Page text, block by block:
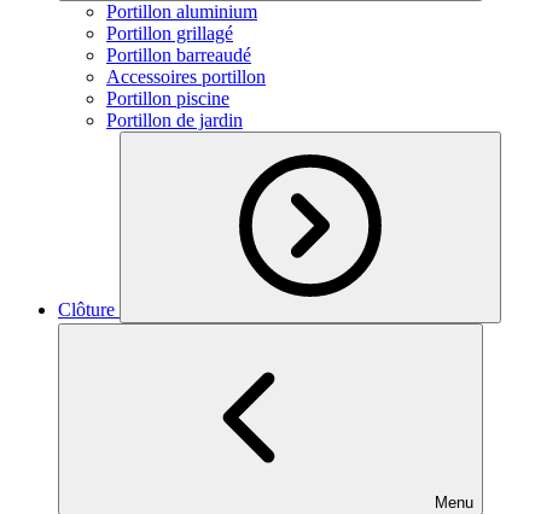
Portillon aluminium
Portillon grillagé
Portillon barreaudé
Accessoires portillon
Portillon piscine
Portillon de jardin
Clôture
Menu